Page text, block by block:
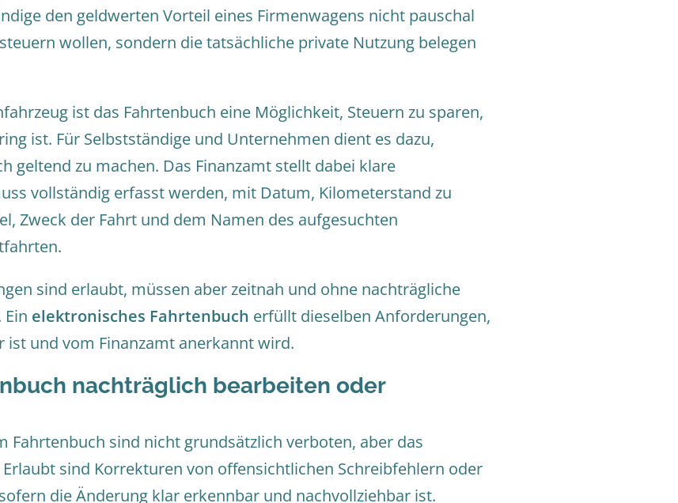
den geldwerten Vorteil eines Firmenwagens nicht pauschal
wollen, sondern die tatsächliche private Nutzung belegen
ist das Fahrtenbuch eine Möglichkeit, Steuern zu sparen,
ist. Für Selbstständige und Unternehmen dient es dazu,
geltend zu machen. Das Finanzamt stellt dabei klare
vollständig erfasst werden, mit Datum, Kilometerstand zu
Zweck der Fahrt und dem Namen des aufgesuchten
sind erlaubt, müssen aber zeitnah und ohne nachträgliche
elektronisches Fahrtenbuch erfüllt dieselben Anforderungen,
und vom Finanzamt anerkannt wird.
nachträglich bearbeiten oder
Fahrtenbuch sind nicht grundsätzlich verboten, aber das
sind Korrekturen von offensichtlichen Schreibfehlern oder
die Änderung klar erkennbar und nachvollziehbar ist.